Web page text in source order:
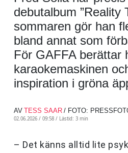
debutalbum ”Reality
sommaren gör han
bland annat som
För GAFFA berättar
karaokemaskinen
inspiration i gröna
AV TESS SAAR / FOTO:
02.06.2026 / 09:58 / Lästid: 3 min
– Det känns alltid lite